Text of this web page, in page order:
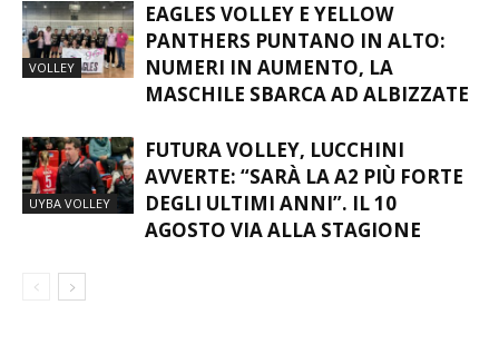
VOLLEY
EAGLES VOLLEY E YELLOW
PANTHERS PUNTANO IN ALTO:
NUMERI IN AUMENTO, LA
MASCHILE SBARCA AD ALBIZZATE
UYBA VOLLEY
FUTURA VOLLEY, LUCCHINI
AVVERTE: “SARÀ LA A2 PIÙ FORTE
DEGLI ULTIMI ANNI”. IL 10
AGOSTO VIA ALLA STAGIONE